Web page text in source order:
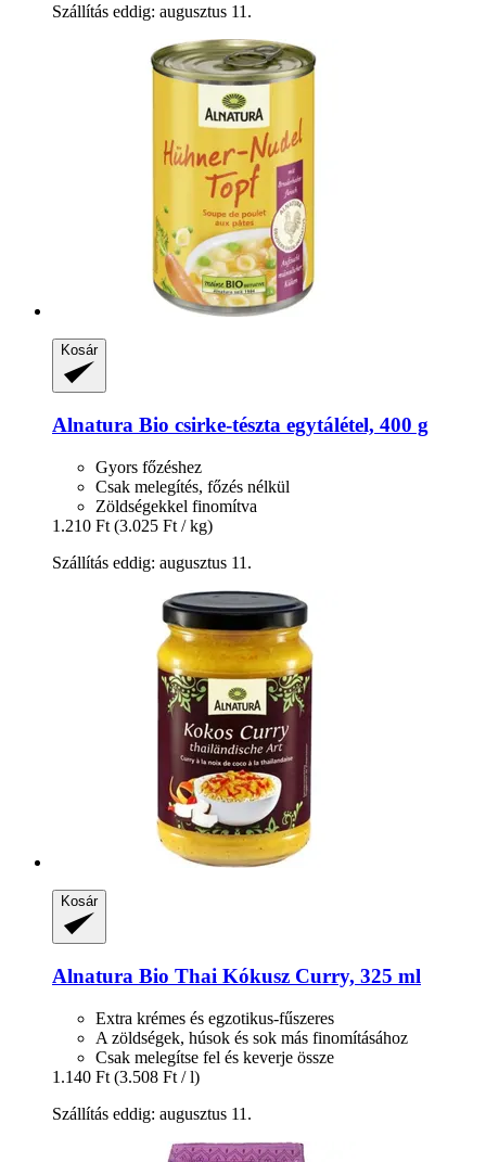
Szállítás eddig: augusztus 11.
Kosár
Alnatura Bio csirke-​tészta egytálétel, 400 g
Gyors főzéshez
Csak melegítés, főzés nélkül
Zöldségekkel finomítva
1.210 Ft (3.025 Ft / kg)
Szállítás eddig: augusztus 11.
Kosár
Alnatura Bio Thai Kókusz Curry, 325 ml
Extra krémes és egzotikus-fűszeres
A zöldségek, húsok és sok más finomításához
Csak melegítse fel és keverje össze
1.140 Ft (3.508 Ft / l)
Szállítás eddig: augusztus 11.